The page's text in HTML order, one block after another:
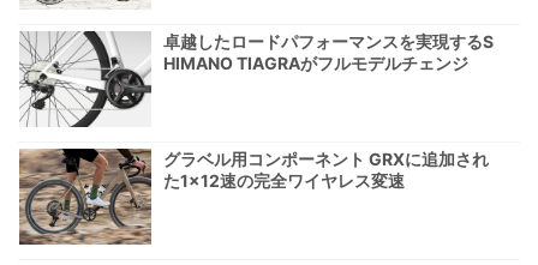
卓越したロードパフォーマンスを実現するS
HIMANO TIAGRAがフルモデルチェンジ
グラベル用コンポーネント GRXに追加され
た1×12速の完全ワイヤレス変速